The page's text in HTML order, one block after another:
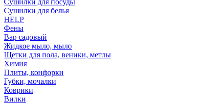
Сушилки для посуды
Сушилки для белья
HELP
Фены
Вар садовый
Жидкое мыло, мыло
Щетки для пола, веники, метлы
Химия
Плиты, конфорки
Губки, мочалки
Коврики
Вилки